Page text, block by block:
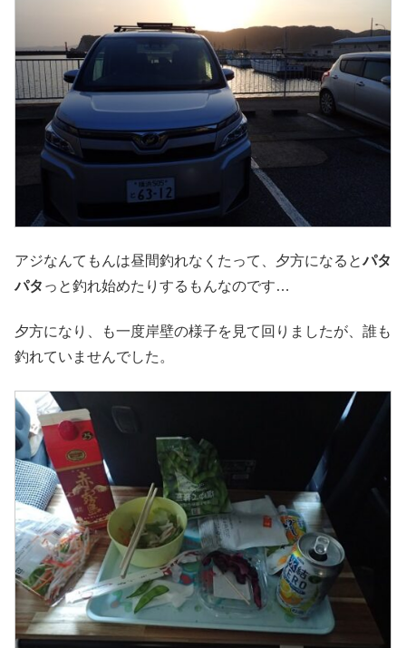
アジなんてもんは昼間釣れなくたって、夕方になるとパタ
パタ っと釣れ始めたりするもんなのです…
夕方になり、も一度岸壁の様子を見て回りましたが、誰も
釣れていませんでした。